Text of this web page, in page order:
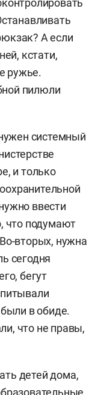
А если
кстати,
ружье.
пилюли
системный
и только
ввести
что подумают
вторых, нужна
сегодня
бегут
в обиде.
что не правы,
детей дома,